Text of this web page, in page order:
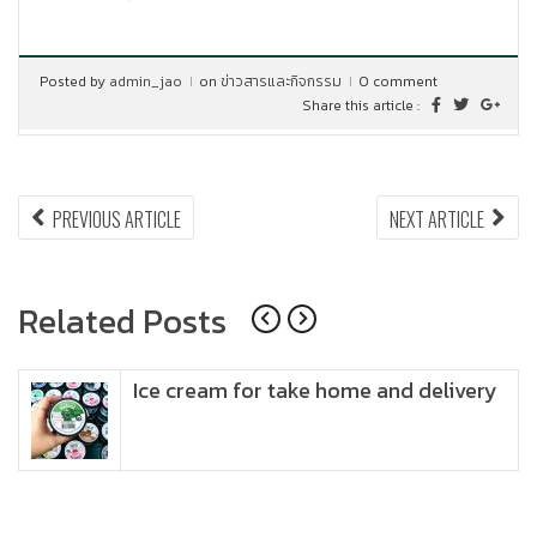
Posted by admin_jao on ข่าวสารและกิจกรรม
0 comment
Share this article :
แนะแนว
PREVIOUS ARTICLEPREVIOUS
ARTICLE:
NEXT ARTICLE
Related Posts
Ice cream for take home and delivery